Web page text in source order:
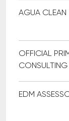
AGUA CLEAN
OFFICIAL
CONSULTING
EDM